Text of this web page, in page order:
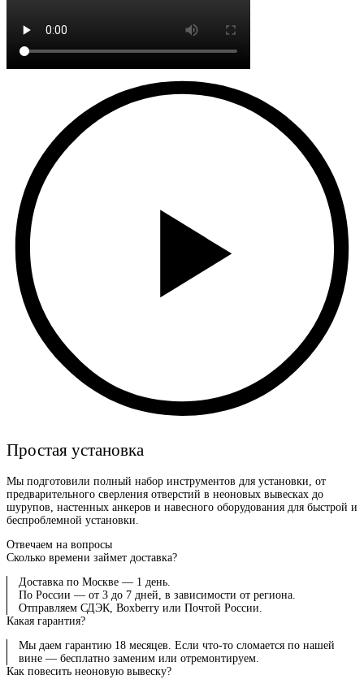
Простая установка
Мы подготовили полный набор инструментов для установки, от
предварительного сверления отверстий в неоновых вывесках до
шурупов, настенных анкеров и навесного оборудования для быстрой и
беспроблемной установки.
Отвечаем на вопросы
Сколько времени займет доставка?
Доставка по Москве — 1 день.
По России — от 3 до 7 дней, в зависимости от региона.
Отправляем СДЭК, Boxberry или Почтой России.
Какая гарантия?
Мы даем гарантию 18 месяцев. Если что-то сломается по нашей
вине — бесплатно заменим или отремонтируем.
Как повесить неоновую вывеску?